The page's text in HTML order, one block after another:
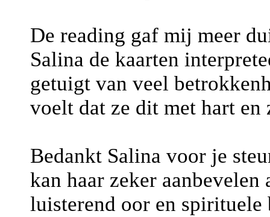
De reading gaf mij meer
Salina de kaarten
getuigt van veel
voelt dat ze dit met hart en
Bedankt Salina voor je
kan haar zeker aanbevelen
luisterend oor en spirituele